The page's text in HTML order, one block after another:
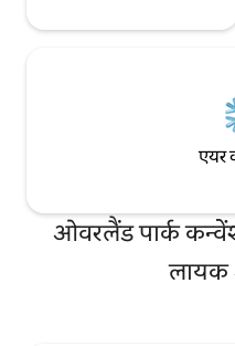
एयर
ओवरलैंड पार्क
लायक